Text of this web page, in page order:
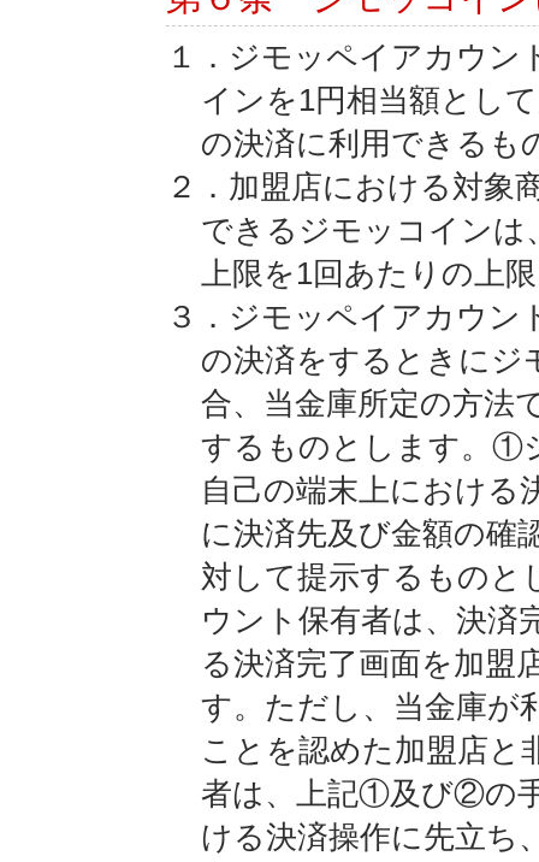
１．ジモッペイアカウン
インを1円相当額とし
の決済に利用できるも
２．加盟店における対象
できるジモッコインは
上限を1回あたりの上
３．ジモッペイアカウン
の決済をするときにジ
合、当金庫所定の方法
するものとします。①
自己の端末上における
に決済先及び金額の確
対して提示するもの
ウント保有者は、決済
る決済完了画面を加盟
す。ただし、当金庫が
ことを認めた加盟店と
者は、上記①及び②の
ける決済操作に先立ち